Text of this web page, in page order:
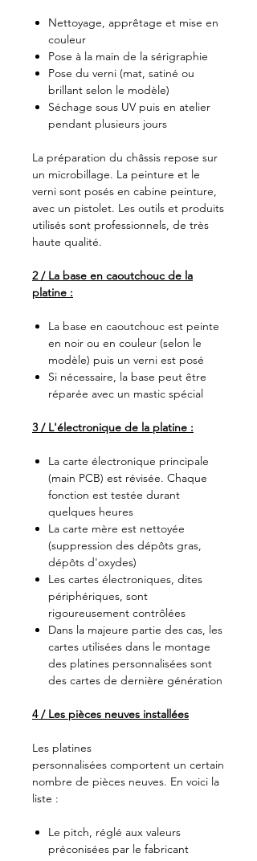
Nettoyage, apprêtage et mise en
couleur
Pose à la main de la sérigraphie
Pose du verni (mat, satiné ou
brillant selon le modèle)
Séchage sous UV puis en atelier
pendant plusieurs jours
La préparation du châssis repose sur
un microbillage. La peinture et le
verni sont posés en cabine peinture,
avec un pistolet. Les outils et produits
utilisés sont professionnels, de très
haute qualité.
2 / La base en caoutchouc de la
platine :
La base en caoutchouc est peinte
en noir ou en couleur (selon le
modèle) puis un verni est posé
Si nécessaire, la base peut être
réparée avec un mastic spécial
3 / L'électronique de la platine :
La carte électronique principale
(main PCB) est révisée. Chaque
fonction est testée durant
quelques heures
La carte mère est nettoyée
(suppression des dépôts gras,
dépôts d'oxydes)
Les cartes électroniques, dites
périphériques, sont
rigoureusement contrôlées
Dans la majeure partie des cas, les
cartes utilisées dans le montage
des platines personnalisées sont
des cartes de dernière génération
4 / Les pièces neuves installées
Les platines
personnalisées comportent un certain
nombre de pièces neuves. En voici la
liste :
Le pitch, réglé aux valeurs
préconisées par le fabricant